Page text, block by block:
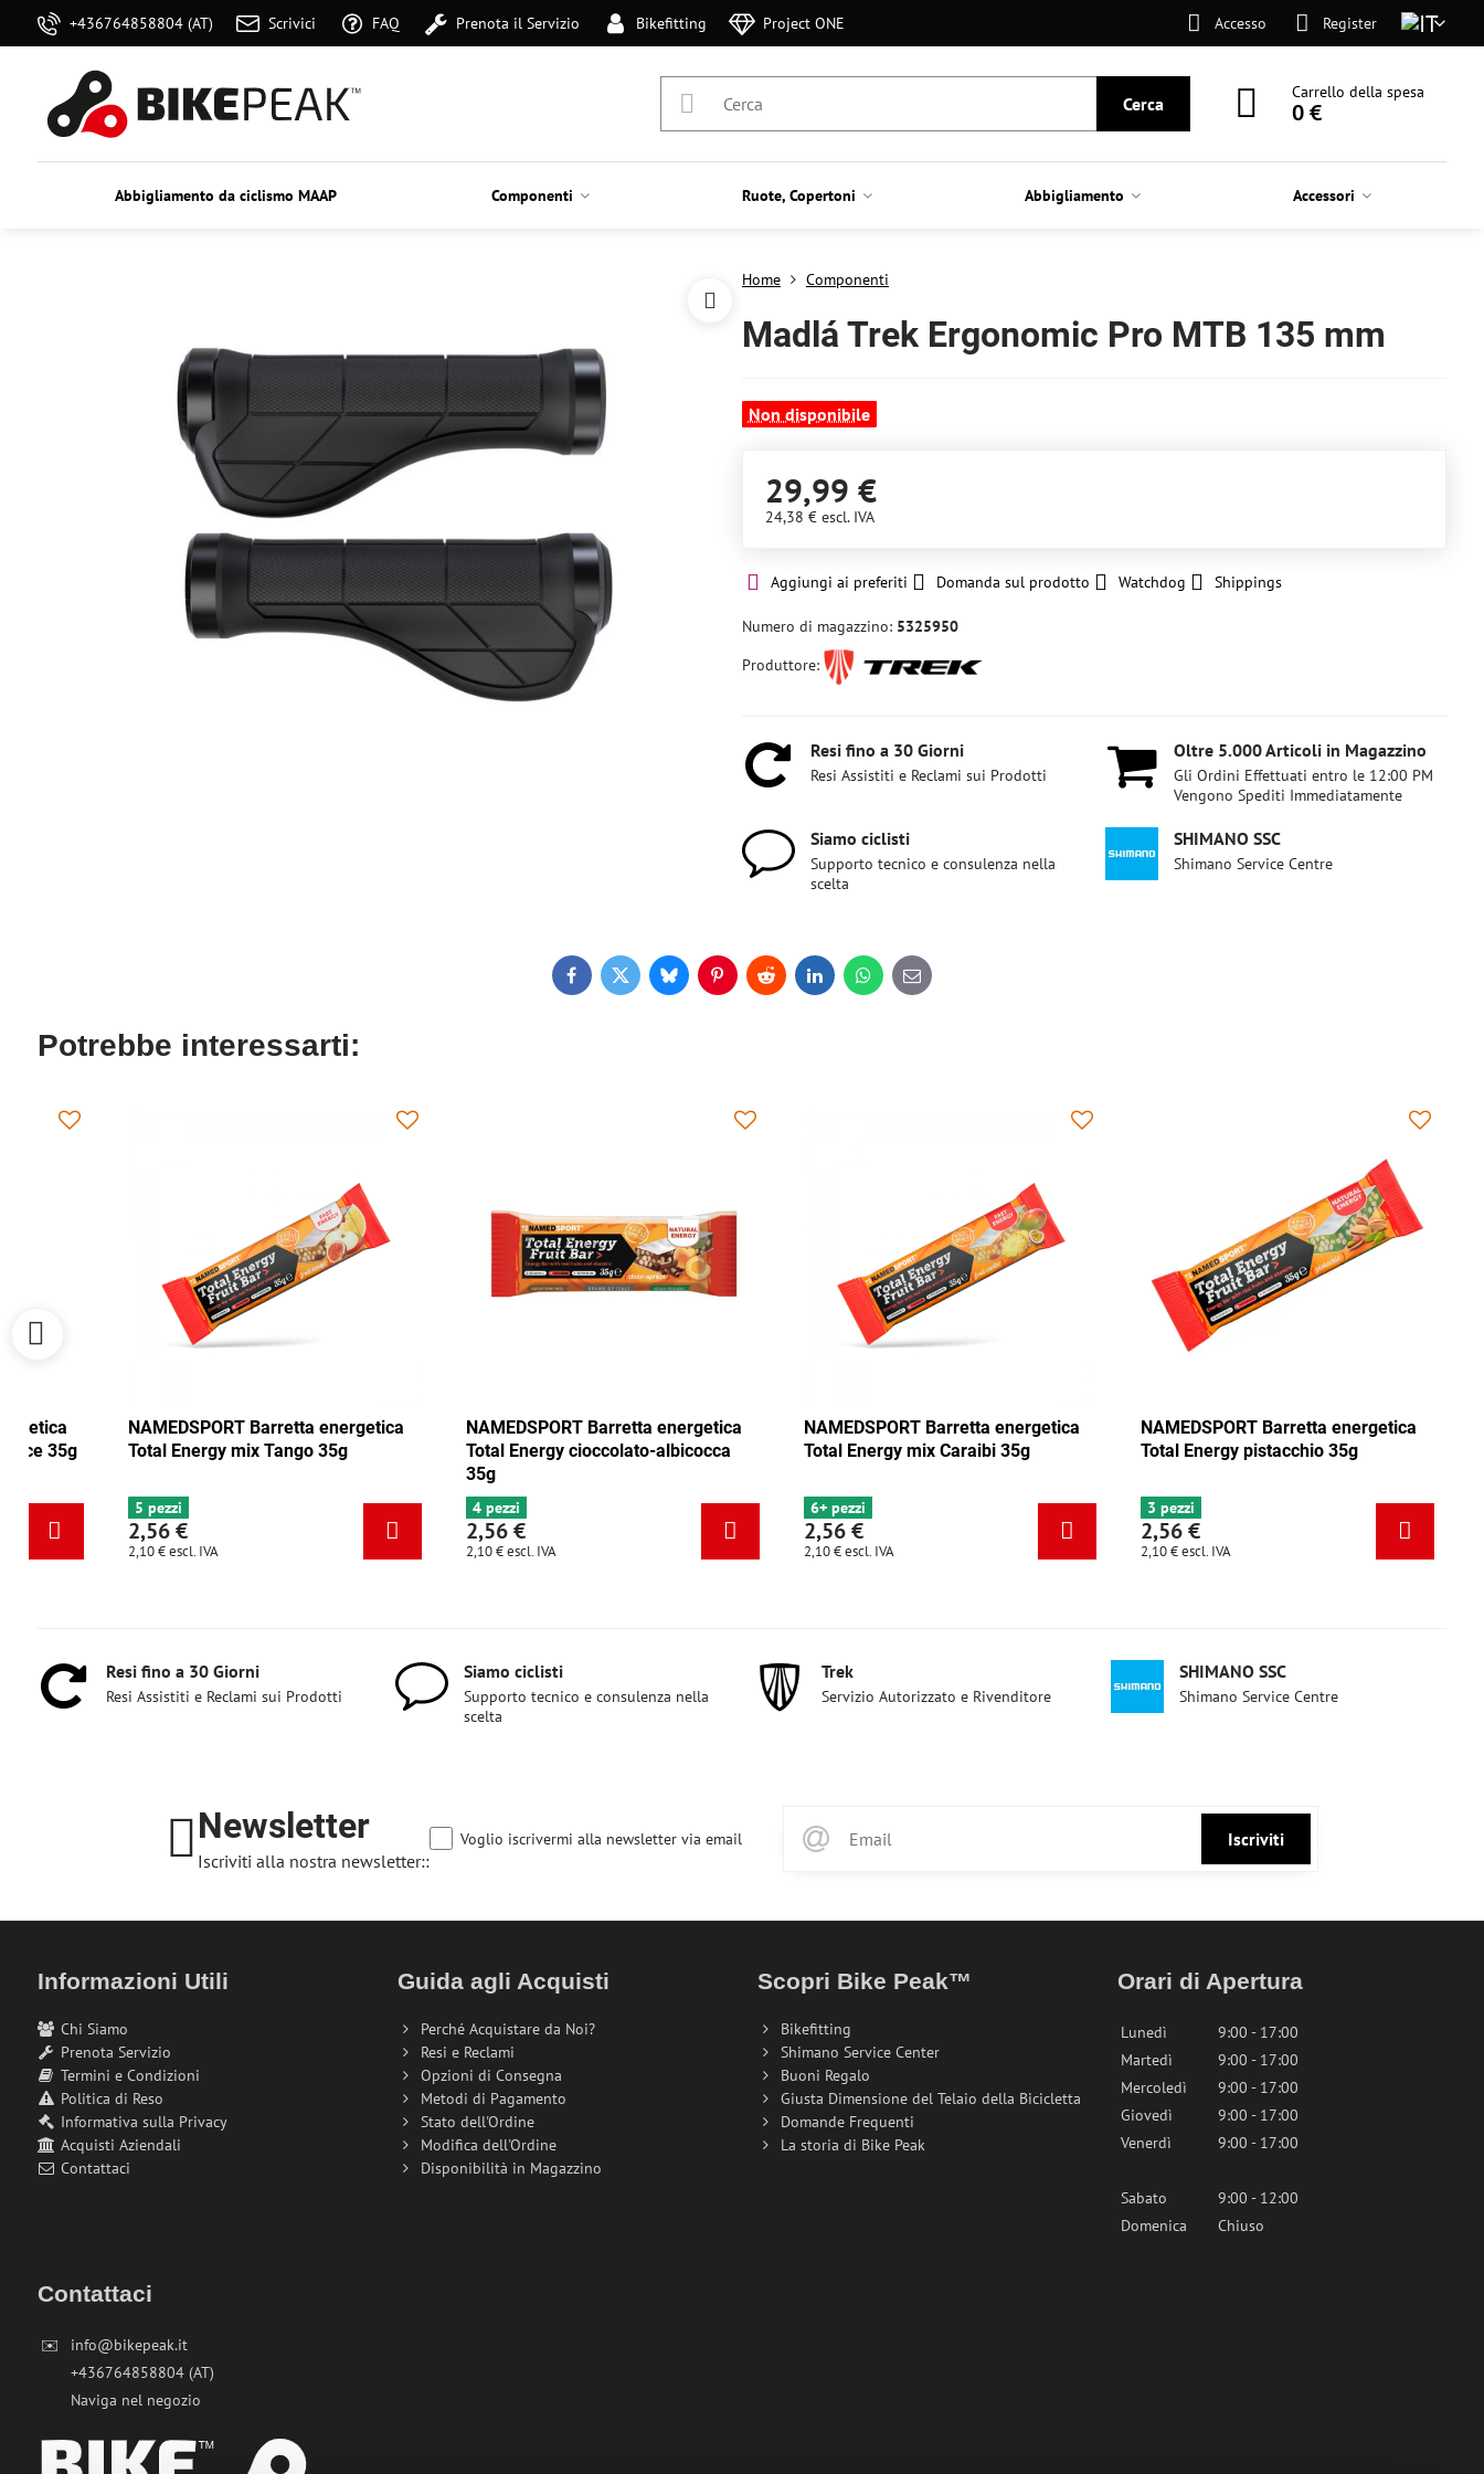
+436764858804 (AT) Scrivici FAQ Prenota il Servizio Bikefitting Project ONE Accesso Register
Cerca
Carrello della spesa
0 €
Abbigliamento da ciclismo MAAP Componenti Ruote, Copertoni Abbigliamento Accessori
Home Componenti
Madlá Trek Ergonomic Pro MTB 135 mm
Non disponibile
29,99 €
24,38 € escl. IVA
Aggiungi ai preferiti Domanda sul prodotto Watchdog Shippings
Numero di magazzino: 5325950
Produttore:
Resi fino a 30 Giorni
Resi Assistiti e Reclami sui Prodotti
Oltre 5​.000 Articoli in Magazzino
Gli Ordini Effettuati entro le 12:00 PM
Vengono Spediti Immediatamente
Siamo ciclisti
Supporto tecnico e consulenza nella
scelta
SHIMANO SSC
Shimano Service Centre
FacebookTwitterBlueskyPinterestRedditLinkedInWhatsApp
E-
mail
Potrebbe interessarti:
NAMEDSPORT Barretta energetica
Total Energy mirtillo rosso-noce 35g
6+ pezzi
2,56 €
NAMEDSPORT Barretta energetica
Total Energy mix Tango 35g
5 pezzi
2,56 €
NAMEDSPORT Barretta energetica
Total Energy cioccolato-albicocca
4 pezzi
2,56 €
NAMEDSPORT Barretta energetica
Total Energy mix Caraibi 35g
6+ pezzi
2,56 €
3 pezzi
2,56 €
Resi fino a 30 Giorni
Resi Assistiti e Reclami sui Prodotti
Siamo ciclisti
Supporto tecnico e consulenza nella
scelta
Trek
Servizio Autorizzato e Rivenditore
SHIMANO SSC
Shimano Service Centre
Newsletter
Iscriviti alla nostra newsletter::
Iscriviti
Voglio iscrivermi alla newsletter via email
Informazioni Utili
Chi Siamo
Prenota Servizio
Termini e Condizioni
Politica di Reso
Informativa sulla Privacy
Acquisti Aziendali
Contattaci
Guida agli Acquisti
Perché Acquistare da Noi?
Resi e Reclami
Opzioni di Consegna
Metodi di Pagamento
Stato dell'Ordine
Modifica dell'Ordine
Disponibilità in Magazzino
Scopri Bike Peak™
Bikefitting
Shimano Service Center
Buoni Regalo
Giusta Dimensione del Telaio della Bicicletta
Domande Frequenti
La storia di Bike Peak
Orari di Apertura
Lunedì
9:00 - 17:00
Martedì
9:00 - 17:00
Mercoledì
9:00 - 17:00
Giovedì
9:00 - 17:00
Venerdì
9:00 - 17:00
Sabato
9:00 - 12:00
Domenica
Chiuso
Contattaci
✉️
info@bikepeak.it
+436764858804 (AT)
Naviga nel negozio